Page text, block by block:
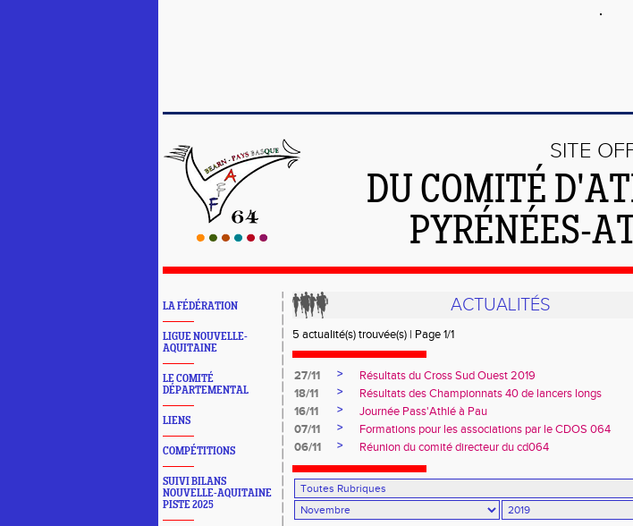
SITE
DU COMITÉ
PYRÉNÉES-
LA FÉDÉRATION
LIGUE NOUVELLE-
AQUITAINE
LE COMITÉ
DÉPARTEMENTAL
LIENS
COMPÉTITIONS
SUIVI BILANS
NOUVELLE-AQUITAINE
PISTE 2025
ACTUALITÉS
5 actualité(s) trouvée(s) | Page 1/1
27/11 > Résultats du Cross Sud Ouest 2019
18/11 >
Résultats des Championnats 40 de lancers longs
16/11
>
Journée Pass'Athlé à Pau
07/11
>
Formations pour les associations par le CDOS 064
06/11
> Réunion du comité directeur du cd064